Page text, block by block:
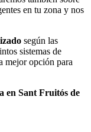
en tu zona y nos
según las
sistemas de
mejor opción para
en Sant Fruitós de